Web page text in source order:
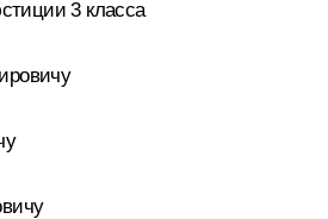
3 класса